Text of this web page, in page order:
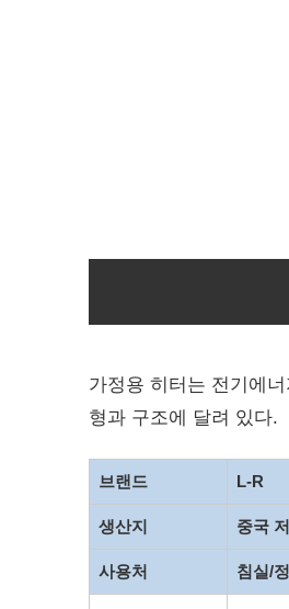
가정용 히터는 전기에
형과 구조에 달려 있다.
브랜드 L-R
생산지 중국
사용처 침실/